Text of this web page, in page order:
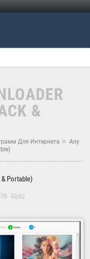
&
Для Интернета
Any
Portable)
82